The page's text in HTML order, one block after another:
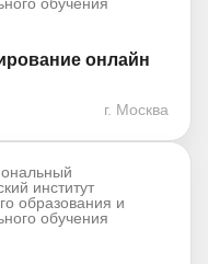
онлайн
г. Москва
институт
образования и
обучения